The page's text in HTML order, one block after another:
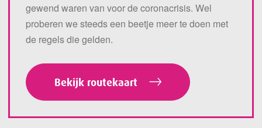
gewend waren van voor de coronacrisis. Wel
proberen we steeds een beetje meer te doen met
de regels die gelden.
Bekijk routekaart